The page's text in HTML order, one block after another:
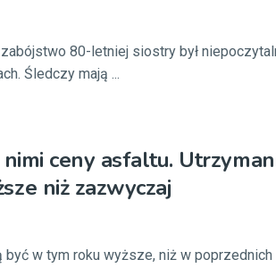
80-letniej siostry był
Śledczy mają ...
ceny asfaltu.
niż zazwyczaj
w tym roku wyższe, niż w poprzednich